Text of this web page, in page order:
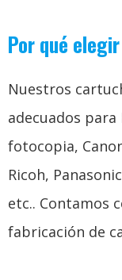
Por qué
Nuestros
adecuados para
fotocopia,
Ricoh,
etc.. Contamos
fabricación de